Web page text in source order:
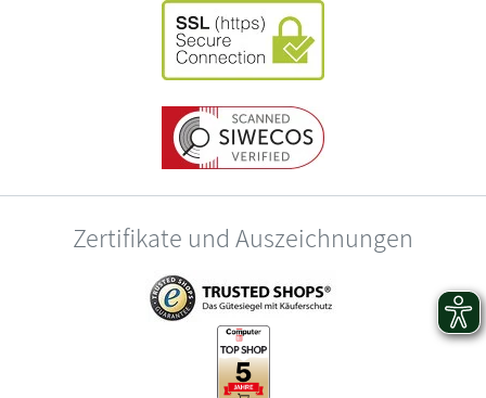
Zertifikate und Auszeichnungen